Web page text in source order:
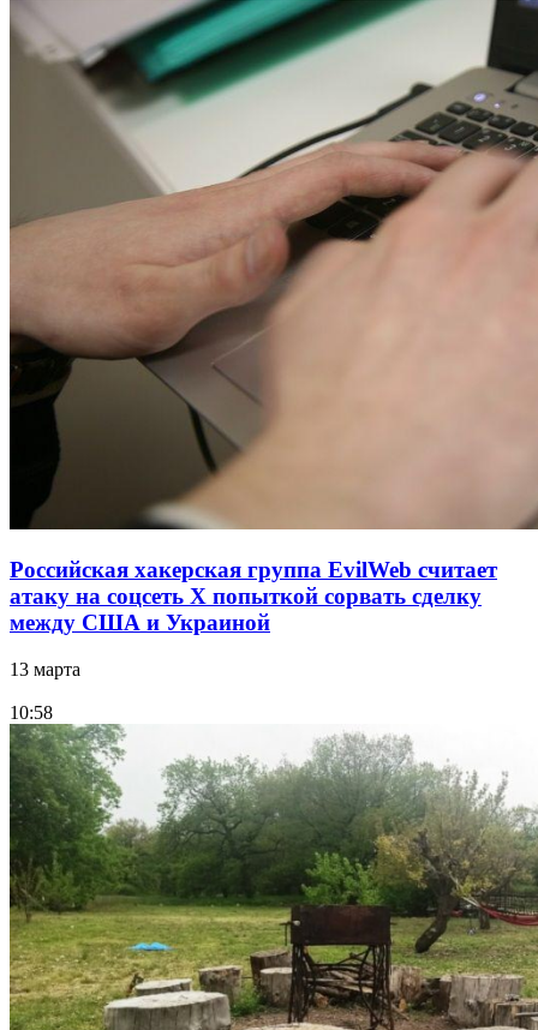
Российская хакерская группа EvilWeb считает
атаку на соцсеть Х попыткой сорвать сделку
между США и Украиной
13 марта
10:58